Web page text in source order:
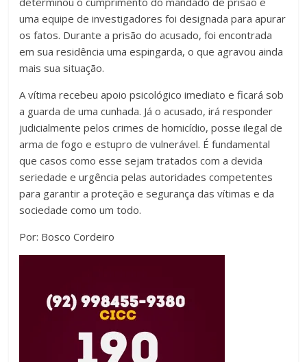
uma equipe de investigadores foi designada para apurar
os fatos. Durante a prisão do acusado, foi encontrada
em sua residência uma espingarda, o que agravou ainda
mais sua situação.
A vítima recebeu apoio psicológico imediato e ficará sob
a guarda de uma cunhada. Já o acusado, irá responder
judicialmente pelos crimes de homicídio, posse ilegal de
arma de fogo e estupro de vulnerável. É fundamental
que casos como esse sejam tratados com a devida
seriedade e urgência pelas autoridades competentes
para garantir a proteção e segurança das vítimas e da
sociedade como um todo.
Por: Bosco Cordeiro